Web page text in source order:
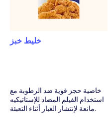
خليط خبز
خاصية حجز قوية ضد الرطوبة مع
استخدام الفيلم المضاد للإستاتيكيه
مانعة لإنتشار الغبار أثناء التعبئة.